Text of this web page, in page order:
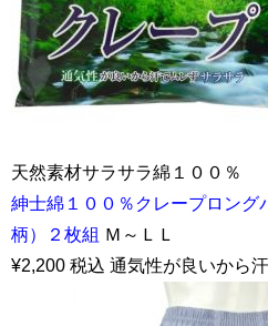
天然素材サラサラ綿１００％
紳士綿１００％クレープロング
柄）２枚組 Ｍ～ＬＬ
¥2,200 税込 通気性が良いから